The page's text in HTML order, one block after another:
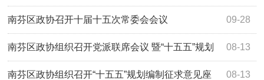
分工的通知 09-28
南芬区政协召开十届十五次常委会会议
08-13
南芬区政协组织召开党派联席会议 暨“十五五”规划
编制征求意见座谈会 08-13
南芬区政协组织召开“十五五”规划编制征求意见座